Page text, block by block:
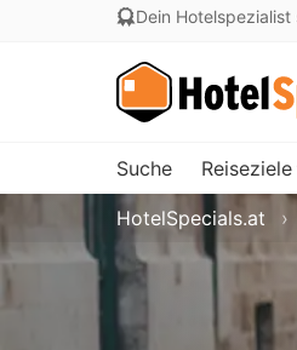
Dein
Suche Reiseziele
HotelSpecials.at